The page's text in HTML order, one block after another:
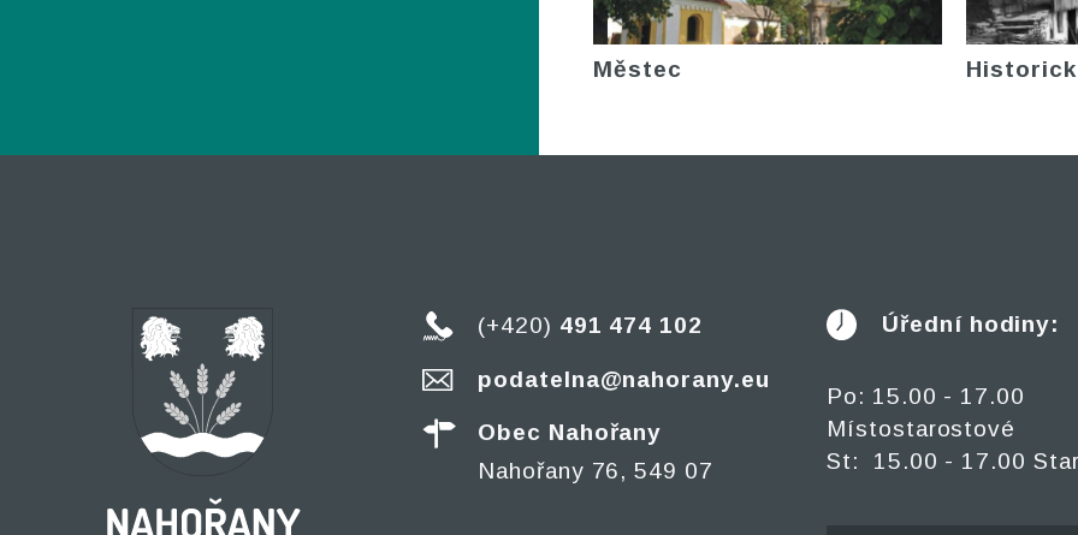
Městec
(+420) 491 474 102
podatelna@nahorany.eu
Obec Nahořany
Nahořany 76, 549 07
Úřední hodiny:
Po: 15.00 - 17.00
Místostarostové
St: 15.00 - 17.00